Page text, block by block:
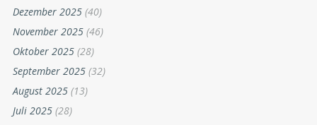
Dezember 2025 (40)
November 2025 (46)
Oktober 2025 (28)
September 2025 (32)
August 2025 (13)
Juli 2025 (28)